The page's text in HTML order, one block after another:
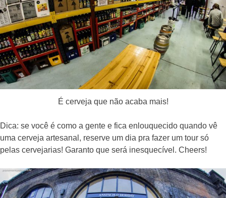
É cerveja que não acaba mais!
Dica: se você é como a gente e fica enlouquecido quando vê
uma cerveja artesanal, reserve um dia pra fazer um tour só
pelas cervejarias! Garanto que será inesquecível. Cheers!